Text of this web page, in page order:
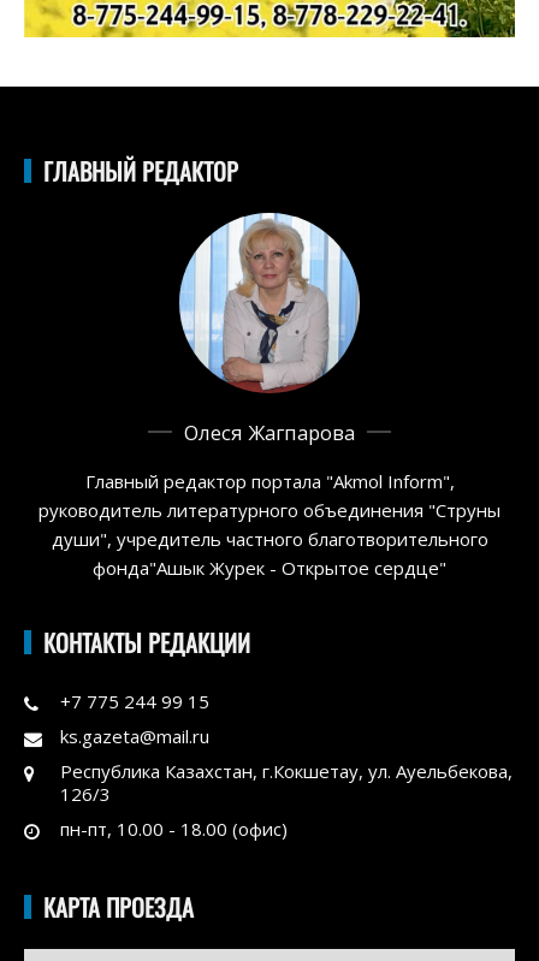
ГЛАВНЫЙ РЕДАКТОР
Олеся Жагпарова
Главный редактор портала "Akmol Inform",
руководитель литературного объединения "Струны
души", учредитель частного благотворительного
фонда"Ашык Журек - Открытое сердце"
КОНТАКТЫ РЕДАКЦИИ
+7 775 244 99 15
ks.gazeta@mail.ru
Республика Казахстан, г.Кокшетау, ул. Ауельбекова,
126/3
пн-пт, 10.00 - 18.00 (офис)
КАРТА ПРОЕЗДА